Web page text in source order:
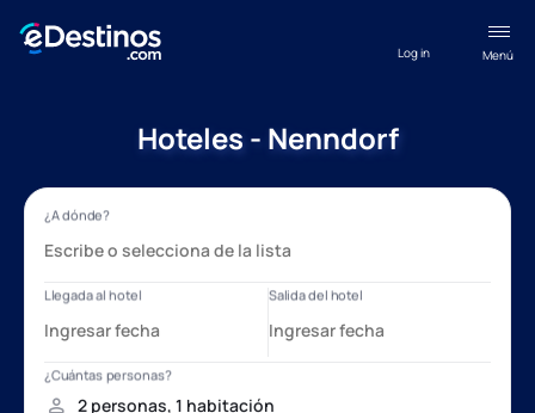
Menú
Log in
Hoteles - Nenndorf